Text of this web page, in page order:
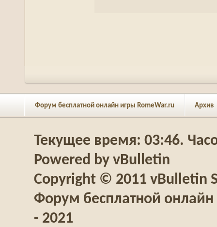
Форум бесплатной онлайн игры RomeWar.ru Архив
Текущее время: 03:46.
Powered by vBulletin
Copyright © 2011 vBulletin
Форум бесплатной
- 2021